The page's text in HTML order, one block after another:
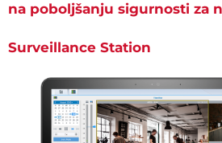
na poboljšanju sigurnosti za
Surveillance Station